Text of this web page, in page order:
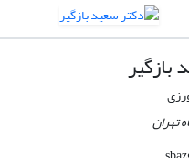
بازگیر
تهران